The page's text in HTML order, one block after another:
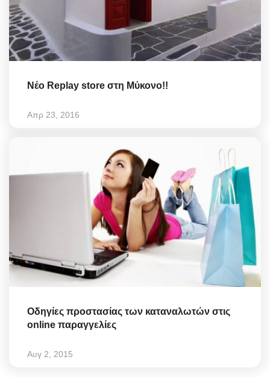
Νέο Replay store στη Μύκονο!!
Απρ 23, 2016
Οδηγίες προστασίας των καταναλωτών στις
online παραγγελίες
Αυγ 2, 2015